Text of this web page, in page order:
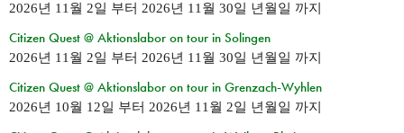
2026년 11월 2일 부터 2026년 11월 30일 년월일 까지
Citizen Quest @ Aktionslabor on tour in Solingen
2026년 11월 2일 부터 2026년 11월 30일 년월일 까지
Citizen Quest @ Aktionslabor on tour in Grenzach-Wyhlen
2026년 10월 12일 부터 2026년 11월 2일 년월일 까지